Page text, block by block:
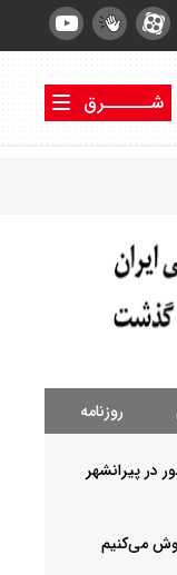
شــــــرق
روزنامه
در پیرانشهر
می‌کنیم